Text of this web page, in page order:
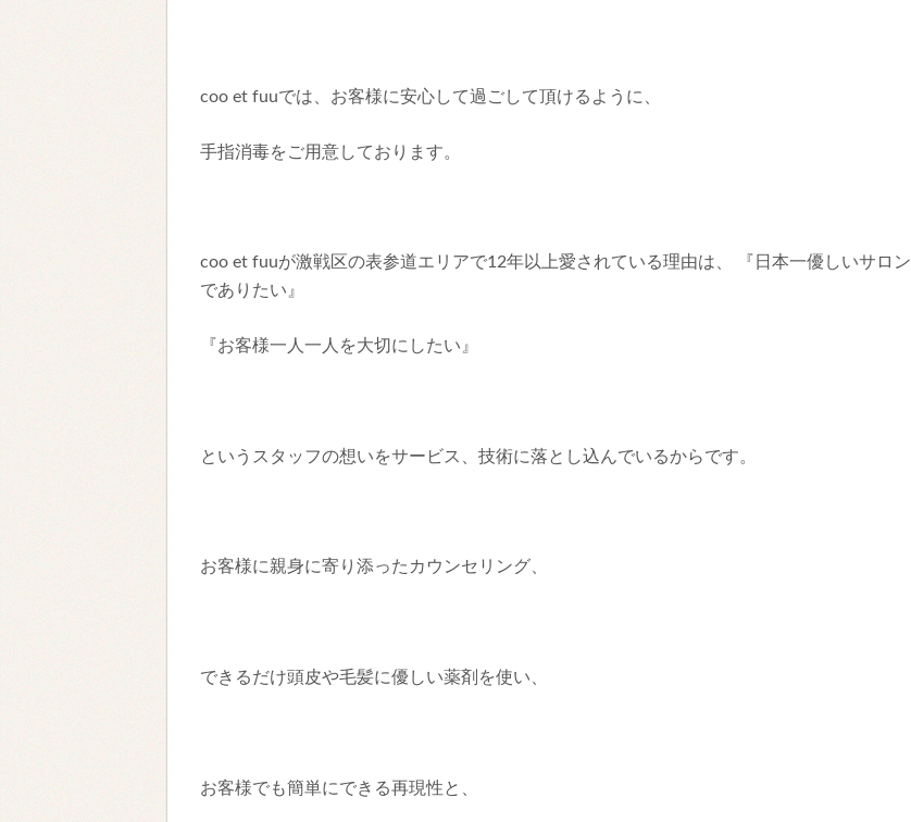
coo et fuuでは、お客様に安心して過ごして頂けるように、
手指消毒をご用意しております。
coo et fuuが激戦区の表参道エリアで12年以上愛されている理由は、 『日本一優しいサロン
でありたい』
『お客様一人一人を大切にしたい』
というスタッフの想いをサービス、技術に落とし込んでいるからです。
お客様に親身に寄り添ったカウンセリング、
できるだけ頭皮や毛髪に優しい薬剤を使い、
お客様でも簡単にできる再現性と、